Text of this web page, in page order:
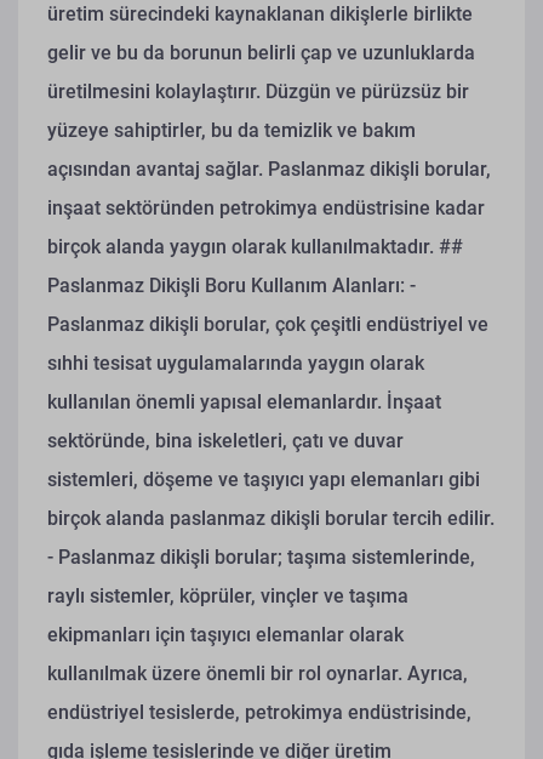
üretim sürecindeki kaynaklanan dikişlerle birlikte
gelir ve bu da borunun belirli çap ve uzunluklarda
üretilmesini kolaylaştırır. Düzgün ve pürüzsüz bir
yüzeye sahiptirler, bu da temizlik ve bakım
açısından avantaj sağlar. Paslanmaz dikişli borular,
inşaat sektöründen petrokimya endüstrisine kadar
birçok alanda yaygın olarak kullanılmaktadır. ##
Paslanmaz Dikişli Boru Kullanım Alanları: -
Paslanmaz dikişli borular, çok çeşitli endüstriyel ve
sıhhi tesisat uygulamalarında yaygın olarak
kullanılan önemli yapısal elemanlardır. İnşaat
sektöründe, bina iskeletleri, çatı ve duvar
sistemleri, döşeme ve taşıyıcı yapı elemanları gibi
birçok alanda paslanmaz dikişli borular tercih edilir.
- Paslanmaz dikişli borular; taşıma sistemlerinde,
raylı sistemler, köprüler, vinçler ve taşıma
ekipmanları için taşıyıcı elemanlar olarak
kullanılmak üzere önemli bir rol oynarlar. Ayrıca,
endüstriyel tesislerde, petrokimya endüstrisinde,
gıda işleme tesislerinde ve diğer üretim